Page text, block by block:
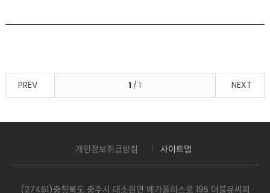
PREV 1 / 1 NEXT
개인정보취급방침 사이트맵
(27461)충청북도 충주시 대소원면 메가폴리스로 195 더블유씨피